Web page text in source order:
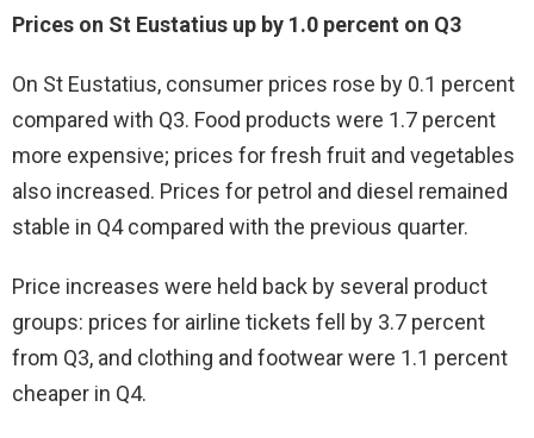
Prices on St Eustatius up by 1.0 percent on Q3
On St Eustatius, consumer prices rose by 0.1 percent
compared with Q3. Food products were 1.7 percent
more expensive; prices for fresh fruit and vegetables
also increased. Prices for petrol and diesel remained
stable in Q4 compared with the previous quarter.
Price increases were held back by several product
groups: prices for airline tickets fell by 3.7 percent
from Q3, and clothing and footwear were 1.1 percent
cheaper in Q4.